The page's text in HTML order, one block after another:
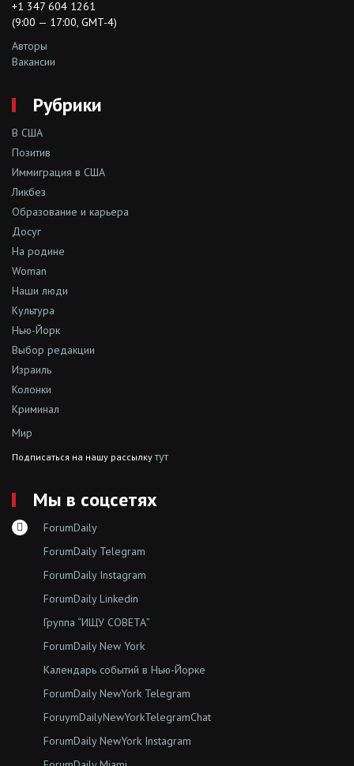
+1 347 604 1261
(9:00 — 17:00, GMT-4)
Авторы
Вакансии
Рубрики
В США
Позитив
Иммиграция в США
Ликбез
Образование и карьера
Досуг
На родине
Woman
Наши люди
Культура
Нью-Йорк
Выбор редакции
Израиль
Колонки
Криминал
Мир
Подписаться на нашу рассылкутут
Мы в соцсетях
ForumDaily
ForumDaily Telegram
ForumDaily Instagram
ForumDaily Linkedin
Группа “ИЩУ СОВЕТА”
ForumDaily New York
Календарь событий в Нью-Йорке
ForumDaily NewYork Telegram
ForuymDailyNewYorkTelegramChat
ForumDaily NewYork Instagram